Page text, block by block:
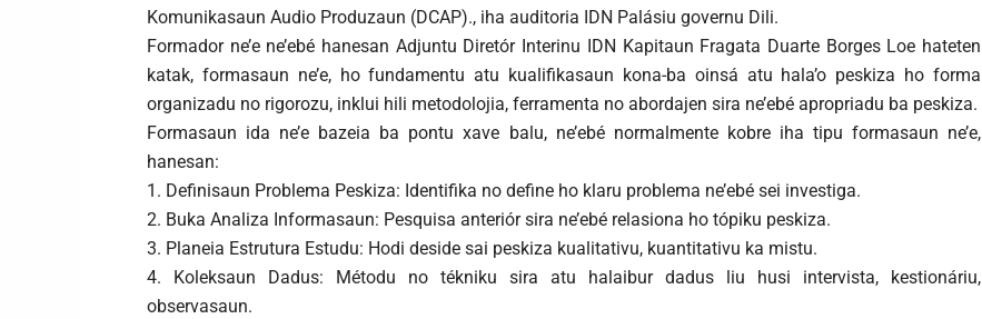
Komunikasaun Audio Produzaun (DCAP)., iha auditoria IDN Palásiu governu Dili.
Formador ne’e ne’ebé hanesan Adjuntu Diretór Interinu IDN Kapitaun Fragata Duarte Borges Loe hateten
katak, formasaun ne’e, ho fundamentu atu kualifikasaun kona-ba oinsá atu hala’o peskiza ho forma
organizadu no rigorozu, inklui hili metodolojia, ferramenta no abordajen sira ne’ebé apropriadu ba peskiza.
Formasaun ida ne’e bazeia ba pontu xave balu, ne’ebé normalmente kobre iha tipu formasaun ne’e,
hanesan:
1. Definisaun Problema Peskiza: Identifika no define ho klaru problema ne’ebé sei investiga.
2. Buka Analiza Informasaun: Pesquisa anteriór sira ne’ebé relasiona ho tópiku peskiza.
3. Planeia Estrutura Estudu: Hodi deside sai peskiza kualitativu, kuantitativu ka mistu.
4. Koleksaun Dadus: Métodu no tékniku sira atu halaibur dadus liu husi intervista, kestionáriu,
observasaun.